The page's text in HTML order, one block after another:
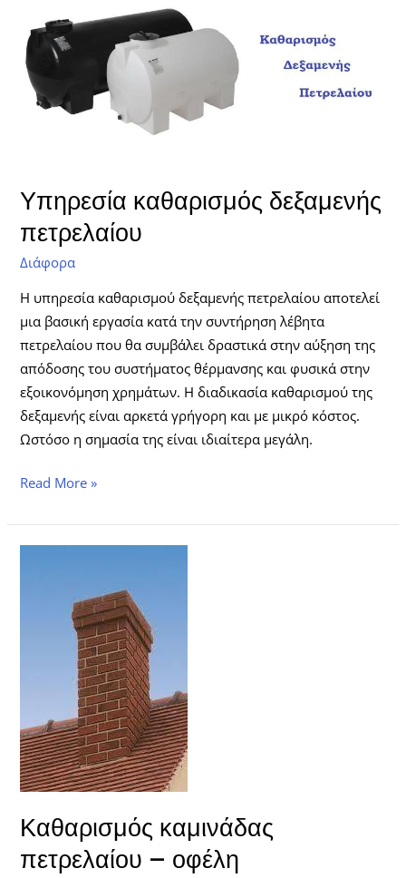
Υπηρεσία καθαρισμός δεξαμενής
πετρελαίου
Διάφορα
Η υπηρεσία καθαρισμού δεξαμενής πετρελαίου αποτελεί
μια βασική εργασία κατά την συντήρηση λέβητα
πετρελαίου που θα συμβάλει δραστικά στην αύξηση της
απόδοσης του συστήματος θέρμανσης και φυσικά στην
εξοικονόμηση χρημάτων. Η διαδικασία καθαρισμού της
δεξαμενής είναι αρκετά γρήγορη και με μικρό κόστος.
Ωστόσο η σημασία της είναι ιδιαίτερα μεγάλη.
καθαρισμός
δεξαμενής
πετρελαίου
Read More »
Καθαρισμός καμινάδας
πετρελαίου – οφέλη
πετρελαίου